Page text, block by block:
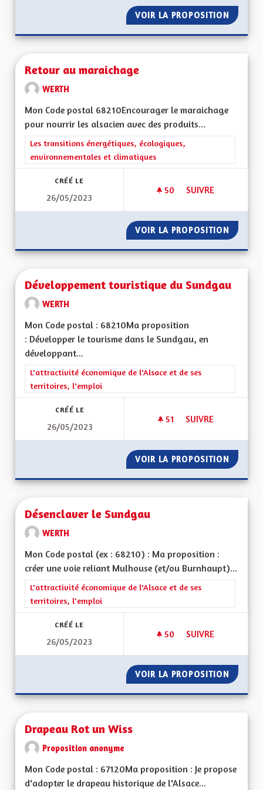
VOIR LA PROPOSITION
Retour au maraichage
WERTH
Mon Code postal 68210Encourager le maraichage
pour nourrir les alsacien avec des produits...
Filtrer les résultats de la catégorie : Les transitions
Les transitions énergétiques, écologiques,
environnementales et climatiques
CRÉÉ LE
26/05/2023
50 50 ABONNÉS
SUIVRE
VOIR LA PROPOSITION
Développement touristique du Sundgau
WERTH
Mon Code postal : 68210Ma proposition
: Développer le tourisme dans le Sundgau, en
développant...
Filtrer les résultats de la catégorie : L'attractivité
L'attractivité économique de l'Alsace et de ses
territoires, l'emploi
CRÉÉ LE
26/05/2023
51 51 ABONNÉS
SUIVRE
VOIR LA PROPOSITION
Désenclaver le Sundgau
WERTH
Mon Code postal (ex : 68210) : Ma proposition :
créer une voie reliant Mulhouse (et/ou Burnhaupt)...
Filtrer les résultats de la catégorie : L'attractivité
L'attractivité économique de l'Alsace et de ses
territoires, l'emploi
CRÉÉ LE
26/05/2023
50 50 ABONNÉS
SUIVRE
VOIR LA PROPOSITION
Drapeau Rot un Wiss
Proposition anonyme
Mon Code postal : 67120Ma proposition : Je propose
d'adopter le drapeau historique de l'Alsace...